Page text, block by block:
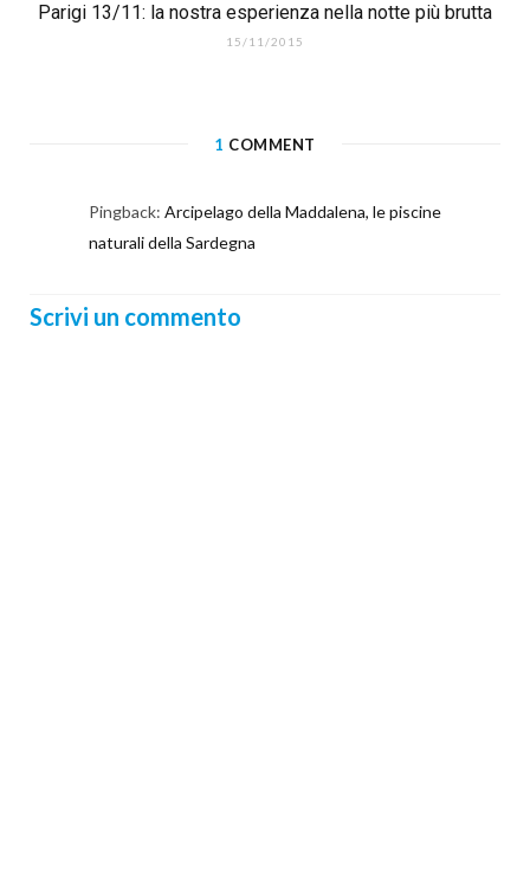
Parigi 13/11: la nostra esperienza nella notte più brutta
15/11/2015
1 COMMENT
Pingback: Arcipelago della Maddalena, le piscine
naturali della Sardegna
Scrivi un commento